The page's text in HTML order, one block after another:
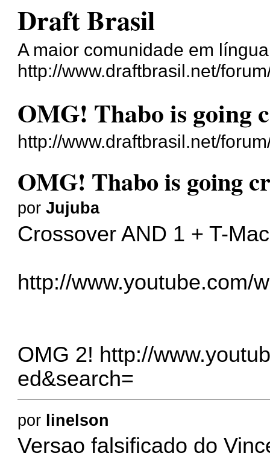
Draft Brasil
A maior comunidade em
http://www.draftbrasil.net/
OMG! Thabo is going
http://www.draftbrasil.net/
OMG! Thabo is going
porJujuba
Crossover AND 1 + T-
http://www.youtube.com/
OMG 2! http://
ed&search=
por linelson
Versao falsificado do